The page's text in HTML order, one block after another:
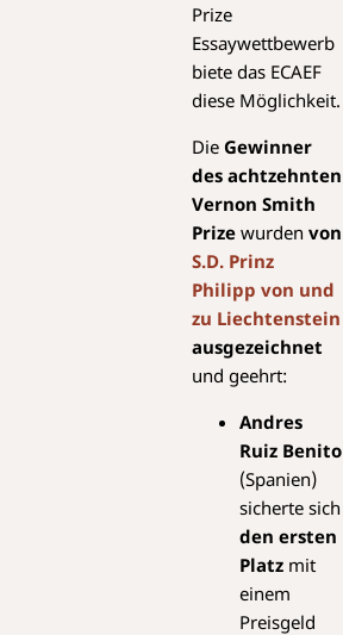
Prize
Essaywettbewerb
biete das ECAEF
diese Möglichkeit.
Die Gewinner
des achtzehnten
Vernon Smith
Prizewurden von
S.D. Prinz
Philipp von und
zu Liechtenstein
ausgezeichnet
und geehrt:
Andres
Ruiz Benito
(Spanien)
sicherte sich
den ersten
Platz mit
einem
Preisgeld